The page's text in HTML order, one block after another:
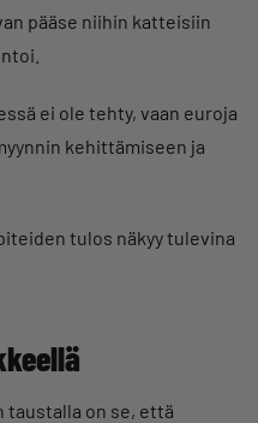
pääse niihin katteisiin
ei ole tehty, vaan euroja
kehittämiseen ja
tulos näkyy tulevina
taustalla on se, että